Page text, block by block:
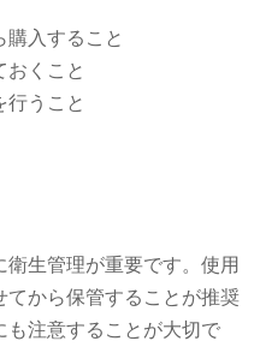
入すること
おくこと
行うこと
生管理が重要です。使用
から保管することが推奨
も注意することが大切で